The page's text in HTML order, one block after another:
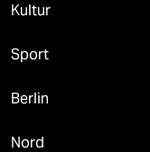
Kultur
Sport
Berlin
Nord